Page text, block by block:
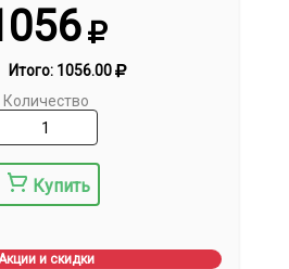
Итого: 1056.00
Количество
Купить
и скидки